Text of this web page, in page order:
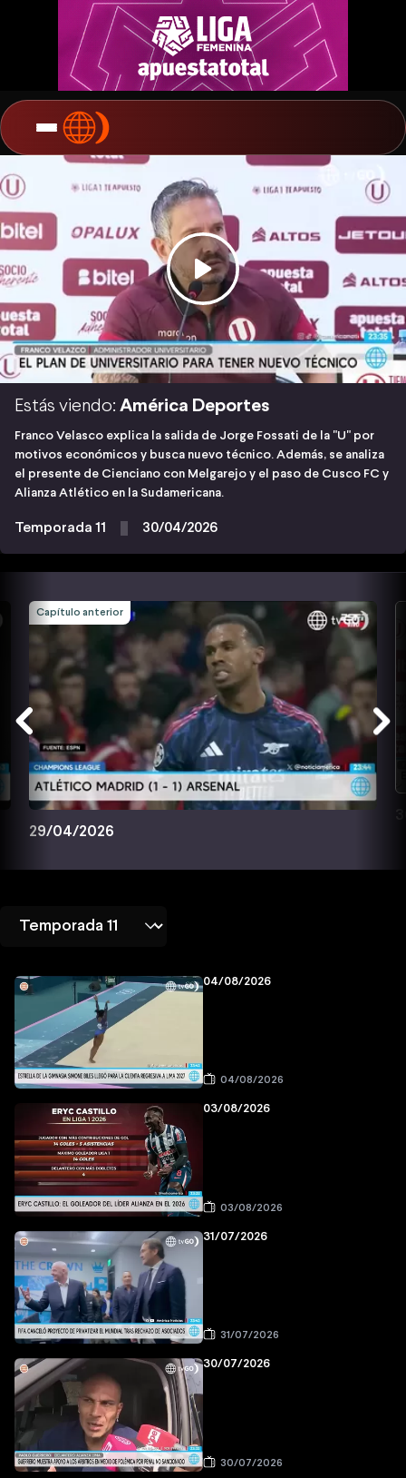
Estás viendo: América Deportes
Franco Velasco explica la salida de Jorge Fossati de la "U" por
motivos económicos y busca nuevo técnico. Además, se analiza
el presente de Cienciano con Melgarejo y el paso de Cusco FC y
Alianza Atlético en la Sudamericana.
Temporada 11 30/04/2026
Capítulo anterior
29/04/2026
04/08/2026
04/08/2026
03/08/2026
03/08/2026
31/07/2026
31/07/2026
30/07/2026
30/07/2026